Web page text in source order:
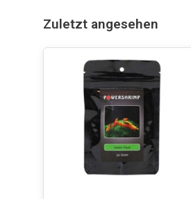
Zuletzt angesehen